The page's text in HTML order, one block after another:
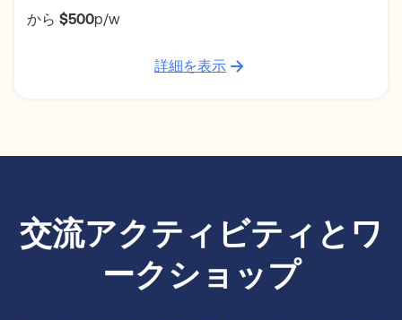
から $500p/w
詳細を表示
交流アクティビティとワ
ークショップ